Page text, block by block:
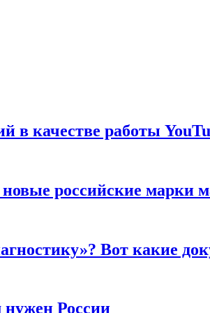
в качестве работы
российские марки
Вот какие
России